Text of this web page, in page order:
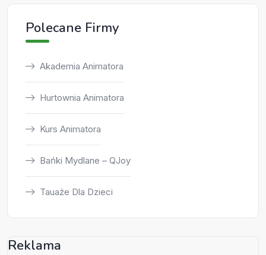
Polecane Firmy
Akademia Animatora
Hurtownia Animatora
Kurs Animatora
Bańki Mydlane – QJoy
Tauaże Dla Dzieci
Reklama